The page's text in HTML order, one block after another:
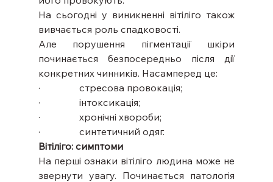
На сьогодні у виникненні вітіліго також
вивчається роль спадковості.
Але порушення пігментації шкіри
починається безпосередньо після дії
конкретних чинників. Насамперед це:
·                стресова провокація;
·                інтоксикація;
·                хронічні хвороби;
·                синтетичний одяг.
Вітіліго: симптоми
На перші ознаки вітіліго людина може не
звернути увагу. Починається патологія